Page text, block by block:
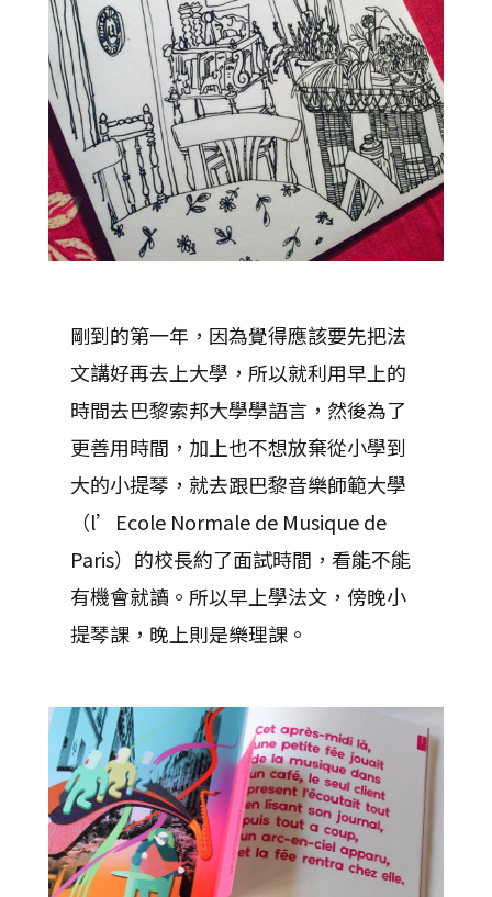
剛到的第一年，因為覺得應該要先把法
文講好再去上大學，所以就利用早上的
時間去巴黎索邦大學學語言，然後為了
更善用時間，加上也不想放棄從小學到
大的小提琴，就去跟巴黎音樂師範大學
（l’Ecole Normale de Musique de
Paris）的校長約了面試時間，看能不能
有機會就讀。所以早上學法文，傍晚小
提琴課，晚上則是樂理課。